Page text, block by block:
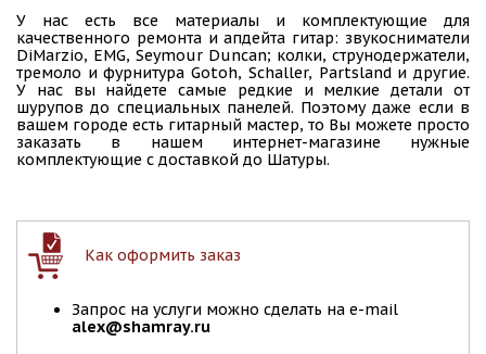
У нас есть все материалы и комплектующие для
качественного ремонта и апдейта гитар: звукосниматели
DiMarzio, EMG, Seymour Duncan; колки, струнодержатели,
тремоло и фурнитура Gotoh, Schaller, Partsland и другие.
У нас вы найдете самые редкие и мелкие детали от
шурупов до специальных панелей. Поэтому даже если в
вашем городе есть гитарный мастер, то Вы можете просто
заказать в нашем интернет-магазине нужные
комплектующие с доставкой до Шатуры.
Как оформить заказ
Запрос на услуги можно сделать на e-mail
alex@shamray.ru